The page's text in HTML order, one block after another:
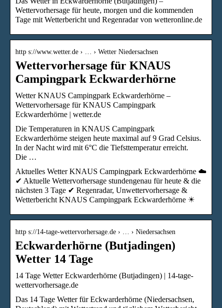
Wettervorhersage für heute, morgen und die kommenden
Tage mit Wetterbericht und Regenradar von wetteronline.de
http s://www.wetter.de › … › Wetter Niedersachsen
Wettervorhersage für KNAUS
Campingpark Eckwarderhörne
Wetter KNAUS Campingpark Eckwarderhörne –
Wettervorhersage für KNAUS Campingpark
Eckwarderhörne | wetter.de
Die Temperaturen in KNAUS Campingpark
Eckwarderhörne steigen heute maximal auf 9 Grad Celsius.
In der Nacht wird mit 6°C die Tiefsttemperatur erreicht.
Die …
Aktuelles Wetter KNAUS Campingpark Eckwarderhörne ☁️
✔ Aktuelle Wettervorhersage stundengenau für heute & die
nächsten 3 Tage ✔ Regenradar, Unwettervorhersage &
Wetterbericht KNAUS Campingpark Eckwarderhörne ☀
http s://14-tage-wettervorhersage.de › … › Niedersachsen
Eckwarderhörne (Butjadingen)
Wetter 14 Tage
14 Tage Wetter Eckwarderhörne (Butjadingen) | 14-tage-
wettervorhersage.de
Das 14 Tage Wetter für Eckwarderhörne (Niedersachsen,